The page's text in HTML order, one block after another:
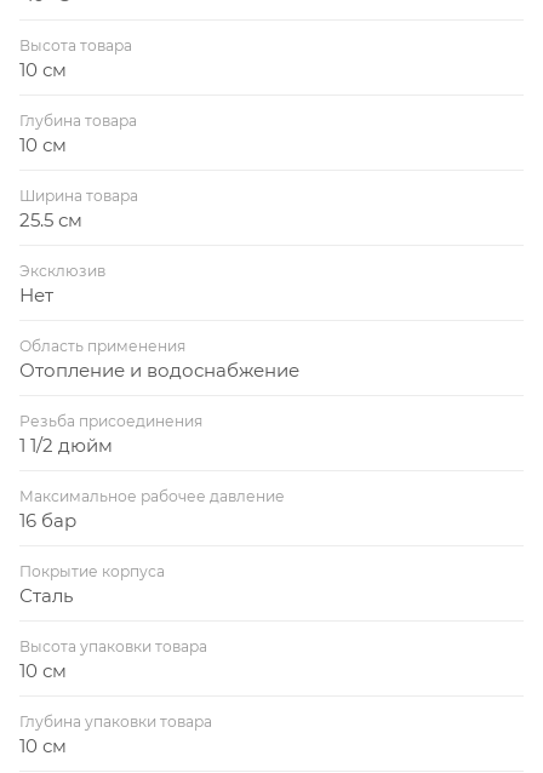
Высота товара
10 см
Глубина товара
10 см
Ширина товара
25.5 см
Эксклюзив
Нет
Область применения
Отопление и водоснабжение
Резьба присоединения
1 1/2 дюйм
Максимальное рабочее давление
16 бар
Покрытие корпуса
Сталь
Высота упаковки товара
10 см
Глубина упаковки товара
10 см